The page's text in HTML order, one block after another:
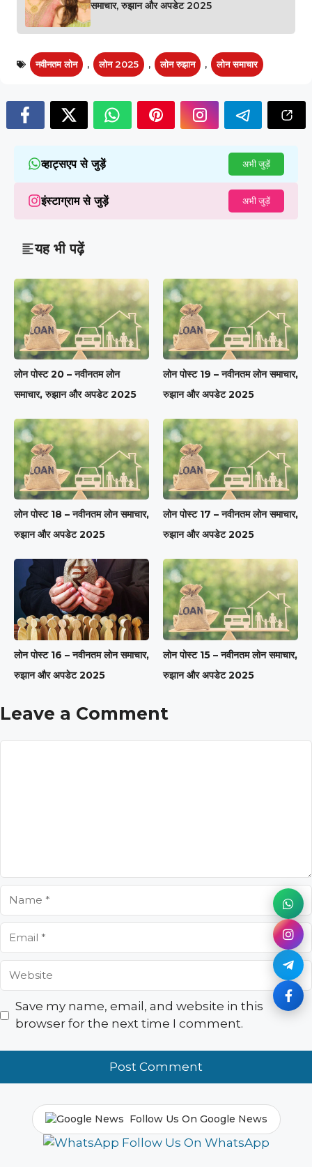
समाचार, रुझान और अपडेट 2025
नवीनतम लोन , लोन 2025 , लोन रुझान , लोन समाचार
व्हाट्सएप से जुड़ें अभी जुड़ें
इंस्टाग्राम से जुड़ें अभी जुड़ें
यह भी पढ़ें
लोन पोस्ट 20 – नवीनतम लोन
समाचार, रुझान और अपडेट 2025
लोन पोस्ट 19 – नवीनतम लोन समाचार,
रुझान और अपडेट 2025
लोन पोस्ट 18 – नवीनतम लोन समाचार,
रुझान और अपडेट 2025
लोन पोस्ट 17 – नवीनतम लोन समाचार,
रुझान और अपडेट 2025
लोन पोस्ट 16 – नवीनतम लोन समाचार,
रुझान और अपडेट 2025
लोन पोस्ट 15 – नवीनतम लोन समाचार,
रुझान और अपडेट 2025
Leave a Comment
Name
Email
Website
Save my name, email, and website in this
browser for the next time I comment.
Follow Us On Google News
Follow Us On WhatsApp